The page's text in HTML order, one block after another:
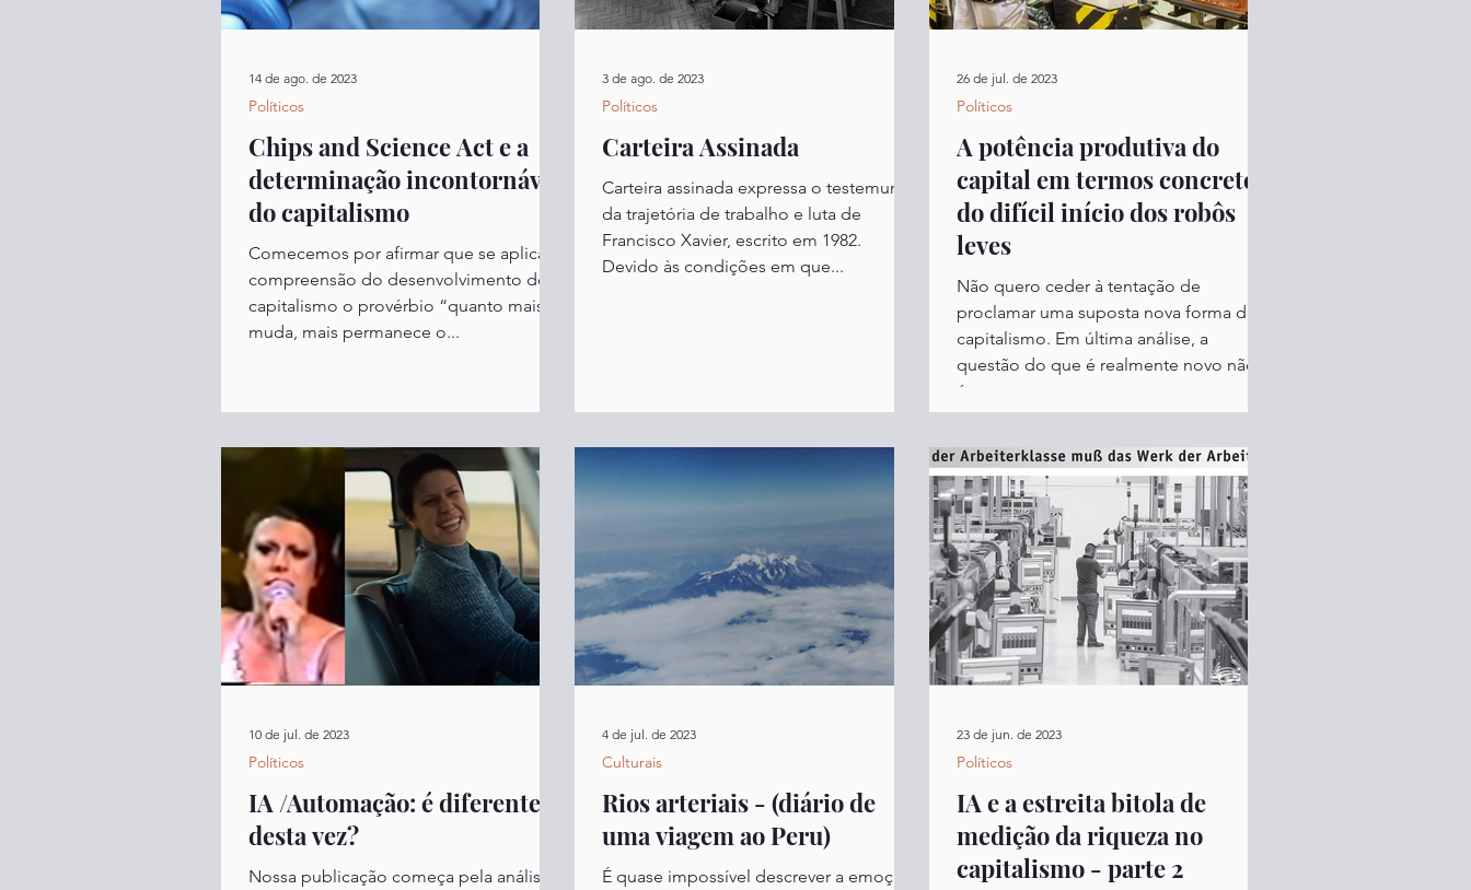
Chips and Science Act e a
determinação incontornável
do capitalismo
Comecemos por afirmar que se aplica à
compreensão do desenvolvimento do
capitalismo o provérbio “quanto mais
muda, mais permanece o...
Políticos
14 de ago. de 2023
Carteira Assinada
Carteira assinada expressa o testemunho
da trajetória de trabalho e luta de
Francisco Xavier, escrito em 1982.
Devido às condições em que...
Políticos
3 de ago. de 2023
A potência produtiva do
capital em termos concretos:
do difícil início dos robôs
leves
Não quero ceder à tentação de
proclamar uma suposta nova forma de
capitalismo. Em última análise, a
questão do que é realmente novo não
é...
Políticos
26 de jul. de 2023
IA /Automação: é diferente
desta vez?
Nossa publicação começa pela análise
Políticos
10 de jul. de 2023
Rios arteriais - (diário de
uma viagem ao Peru)
É quase impossível descrever a emoção
Culturais
4 de jul. de 2023
IA e a estreita bitola de
medição da riqueza no
capitalismo - parte 2
Políticos
23 de jun. de 2023